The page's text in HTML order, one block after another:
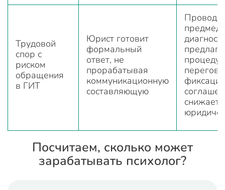
Трудовой
спор с
риском
обращения
в ГИТ
Юрист готовит
формальный
ответ, не
прорабатывая
коммуникационную
составляющую
снижаете
Посчитаем, сколько может
зарабатывать психолог?